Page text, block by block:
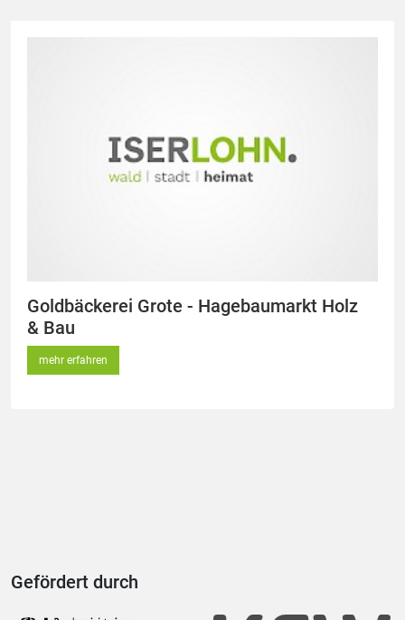
Goldbäckerei Grote - Hagebaumarkt Holz
& Bau
mehr erfahren
Gefördert durch